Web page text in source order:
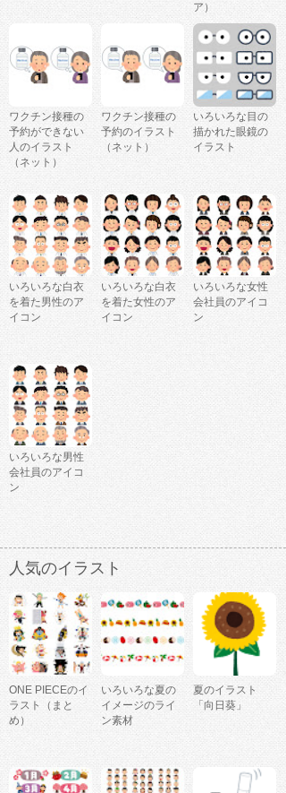
ア）
ワクチン接種の
予約ができない
人のイラスト
（ネット）
ワクチン接種の
予約のイラスト
（ネット）
いろいろな目の
描かれた眼鏡の
イラスト
いろいろな白衣
を着た男性のア
イコン
いろいろな白衣
を着た女性のア
イコン
いろいろな女性
会社員のアイコ
ン
いろいろな男性
会社員のアイコ
ン
人気のイラスト
ONE PIECEのイ
ラスト（まと
め）
いろいろな夏の
イメージのライ
ン素材
夏のイラスト
「向日葵」